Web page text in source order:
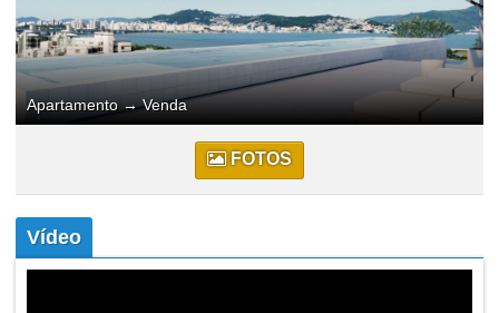
Apartamento→Venda
FOTOS
Vídeo